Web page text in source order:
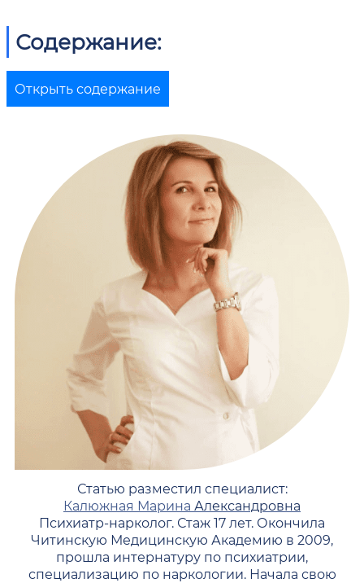
Содержание:
Открыть содержание
Статью разместил специалист:
Калюжная Марина Александровна
Психиатр-нарколог. Стаж 17 лет. Окончила
Читинскую Медицинскую Академию в 2009,
прошла интернатуру по психиатрии,
специализацию по наркологии. Начала свою